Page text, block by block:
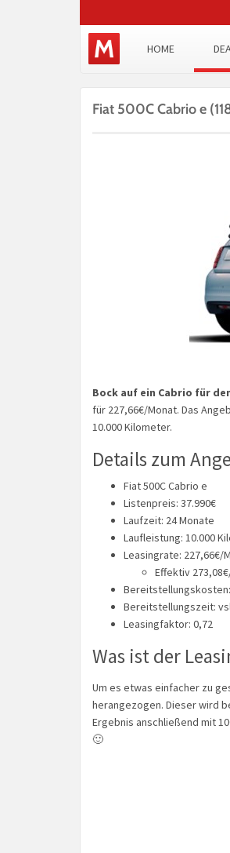
HOME
Fiat 500C Cabrio e
Bock auf ein Cabrio für
für 227,66€/Monat. Das
10.000 Kilometer.
Details zum
Fiat 500C Cabrio e
Listenpreis: 37.990€
Laufzeit: 24 Monate
Laufleistung: 10.000
Leasingrate: 227,66€/
Effektiv
Bereitstellungszeit:
Leasingfaktor: 0,72
Was ist der
Um es etwas einfacher zu
herangezogen. Dieser wird
Ergebnis anschließend mit
🙂